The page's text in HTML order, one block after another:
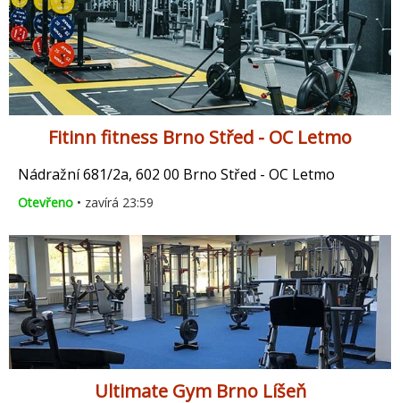
Fitinn fitness Brno Střed - OC Letmo
Nádražní 681/2a, 602 00 Brno Střed - OC Letmo
Otevřeno • zavírá 23:59
Ultimate Gym Brno Líšeň